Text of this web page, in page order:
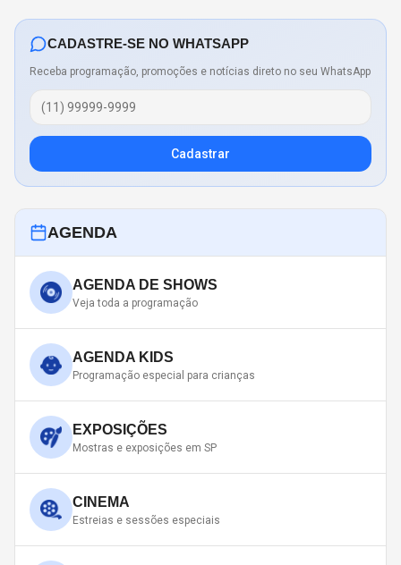
CADASTRE-SE NO WHATSAPP
Receba programação, promoções e notícias direto no seu WhatsApp
Cadastrar
AGENDA
AGENDA DE SHOWS
Veja toda a programação
AGENDA KIDS
Programação especial para crianças
EXPOSIÇÕES
Mostras e exposições em SP
CINEMA
Estreias e sessões especiais